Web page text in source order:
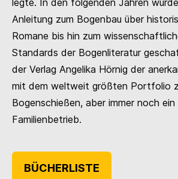
legte. In den folgenden Jahren
Anleitung zum Bogenbau über
Romane bis hin zum
Standards der Bogenliteratur
der Verlag Angelika Hörnig der
mit dem weltweit größten Portfolio
Bogenschießen, aber immer noch ein
Familienbetrieb.
BÜCHERLISTE